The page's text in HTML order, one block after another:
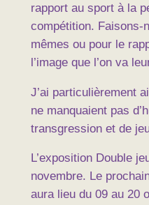
rapport au sport à la
compétition. Faisons-
mêmes ou pour le
l’image que l’on va
J’ai particulièrement
ne manquaient pas
transgression et de
L’exposition Double
novembre. Le
aura lieu du 09 au 20